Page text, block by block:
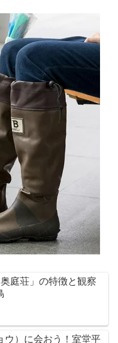
庭荘」の特徴と観察
ウ）に会おう！室堂平